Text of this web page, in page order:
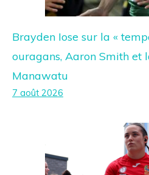
Brayden Iose sur la «
ouragans, Aaron Smith et
Manawatu
7 août 2026